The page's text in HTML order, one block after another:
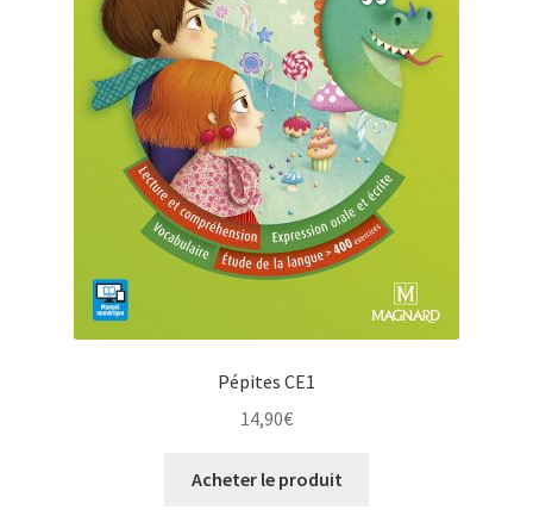
Pépites CE1
14,90€
Acheter le produit